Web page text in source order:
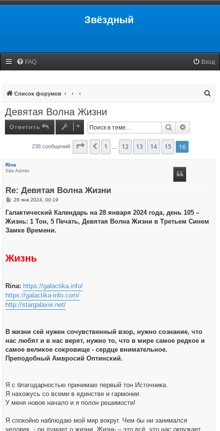
Звёздный
FAQ Вход
Список форумов
Девятая Волна Жизни
Ответить Поиск
238 сообщений Страница16 из 16
Пред.
1 12 13 14 15 16
Rina
Site Admin
Re: Девятая Волна Жизни
С
о
щ
е
28 янв 2024, 00:19
Галактический Календарь на 28 января 2024 года, день 105 –
Жизнь: 1 Тон, 5 Печать, Девятая Волна Жизни в Третьем Синем
Замке Времени.
Жизнь
Rina: https://galactika.info/
https://galactika-info.com/
http://stargalaxie.net/
В жизни сей нужен сочувственный взор, нужно сознание, что
нас любят и в нас верят, нужно то, что в мире самое редкое и
самое великое сокровище - сердце внимательное.
Преподобный Амвросий Оптинский.
Я с благодарностью принимаю первый тон Источника.
Я нахожусь со всеми в единстве и гармонии.
У меня новое начало и я полон решимости!
Я спокойно наблюдаю мой мир вокруг. Чем бы ни занимался
человек, - он думает о жизни. Жизнь – это всё, что нас окружает,